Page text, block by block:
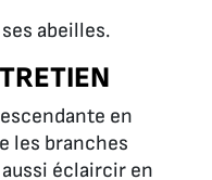
abeilles.
en
les branches
éclaircir en